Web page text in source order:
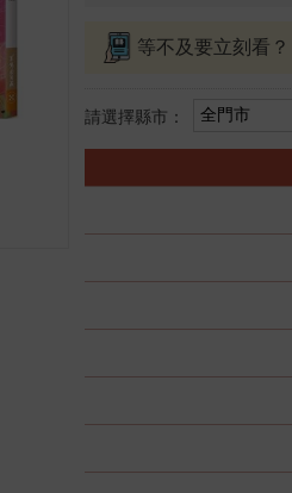
等不及要立刻看
請選擇縣市：